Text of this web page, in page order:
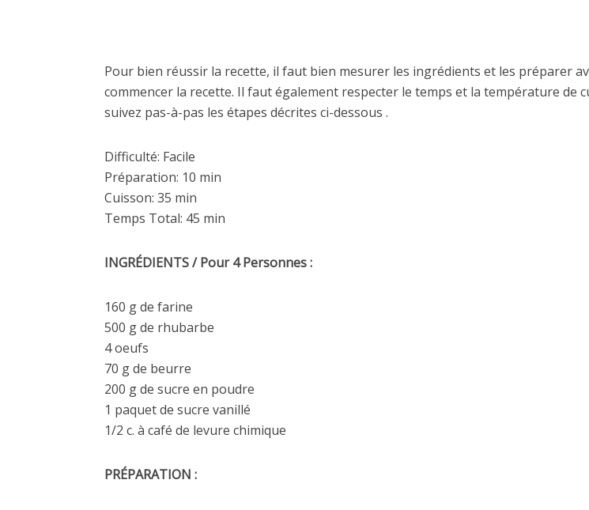
Pour bien réussir la recette, il faut bien mesurer les ingrédients et les préparer
commencer la recette. Il faut également respecter le temps et la température de
suivez pas-à-pas les étapes décrites ci-dessous .
Difficulté: Facile
Préparation: 10 min
Cuisson: 35 min
Temps Total: 45 min
INGRÉDIENTS / Pour 4 Personnes :
160 g de farine
500 g de rhubarbe
4 oeufs
70 g de beurre
200 g de sucre en poudre
1 paquet de sucre vanillé
1/2 c. à café de levure chimique
PRÉPARATION :